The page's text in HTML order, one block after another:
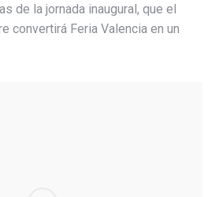
de la jornada inaugural, que el
convertirá Feria Valencia en un